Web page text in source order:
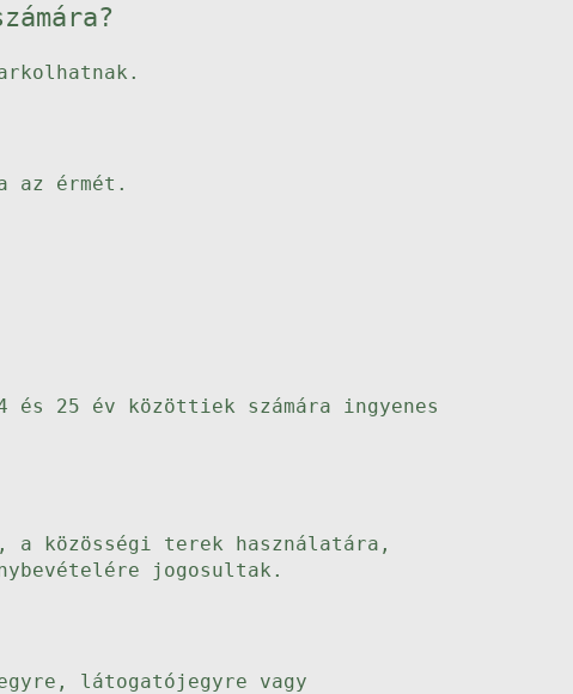
az érmét.
és 25 év közöttiek számára ingyenes
közösségi terek használatára,
jogosultak.
látogatójegyre vagy